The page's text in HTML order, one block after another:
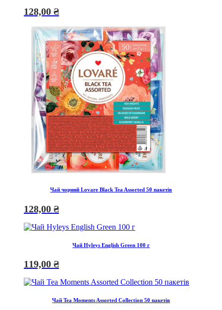
128,00 ₴
Чай чорний Lovare Black Tea Assorted 50 пакетів
128,00 ₴
Чай Hyleys English Green 100 г
119,00 ₴
Чай Tea Moments Assorted Collection 50 пакетів